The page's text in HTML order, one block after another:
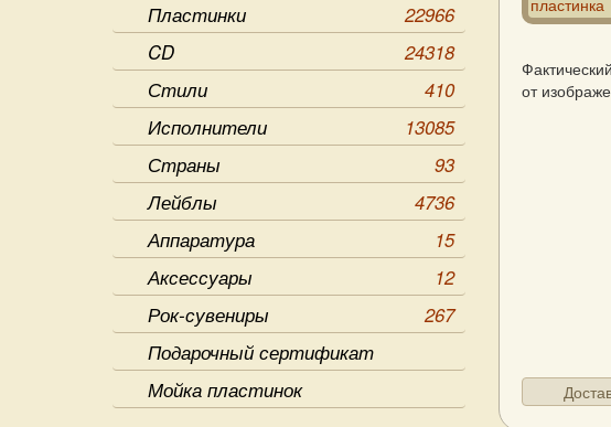
Пластинки
22966
CD
24318
Стили
410
Исполнители
13085
Страны
93
Лейблы
4736
Аппаратура
15
Аксессуары
12
Рок-сувениры
267
Подарочный сертификат
Мойка пластинок
от